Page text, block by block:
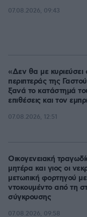
07.08.2026, 09:43
«Δεν θα με
περιπτεράς της
ξανά το κατάστημά
επιθέσεις και τον
07.08.2026, 12:51
Οικογενειακή
μητέρα και γιος οι
μετωπική φορτηγού
ντοκουμέντο από τη
σύγκρουσης
07.08.2026, 09:58